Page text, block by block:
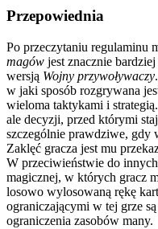
Przepowiednia
Po przeczytaniu regulaminu
magów jest znacznie
wersją Wojny przywoływaczy
w jaki sposób rozgrywana
wieloma taktykami i
ale decyzji, przed którymi
szczególnie prawdziwe, gdy
Zaklęć gracza jest mu
W przeciwieństwie do
magicznej, w których gracz
losowo wylosowaną rękę
ograniczającymi w tej grze
ograniczenia zasobów many.